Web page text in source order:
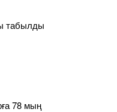
табылды
78 мың